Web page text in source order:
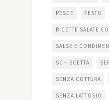
PESCE PESTO
RICETTE SALATE
SALSE E
SCHISCETTA
SENZA COTTURA
SENZA LATTOSIO